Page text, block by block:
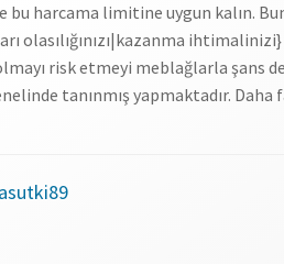
harcama limitine uygun kalın.
olasılığınızı|kazanma
risk etmeyi meblağlarla şans
tanınmış yapmaktadır.